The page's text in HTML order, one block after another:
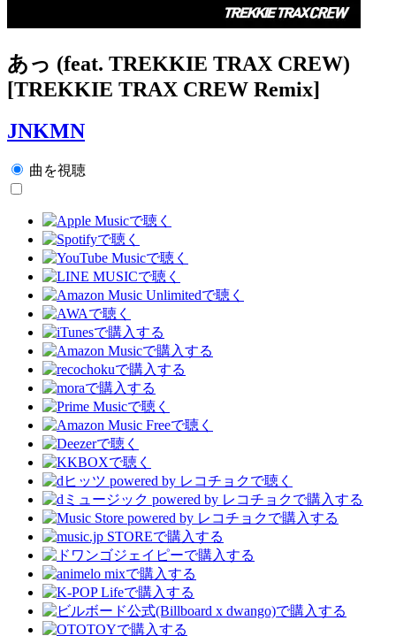
あっ (feat. TREKKIE TRAX CREW)
[TREKKIE TRAX CREW Remix]
JNKMN
曲を視聴